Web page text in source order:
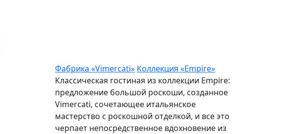
Фабрика «Vimercati» Коллекция «Empire»
Классическая гостиная из коллекции Empire:
предложение большой роскоши, созданное
Vimercati, сочетающее итальянское
мастерство с роскошной отделкой, и все это
черпает непосредственное вдохновение из